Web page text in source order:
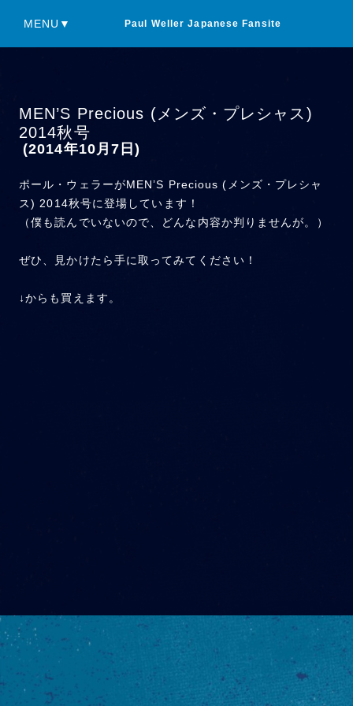
MENU▼ Paul Weller Japanese Fansite
MEN’S Precious (メンズ・プレシャス)
2014秋号
(2014年10月7日)
ポール・ウェラーがMEN’S Precious (メンズ・プレシャ
ス) 2014秋号に登場しています！
（僕も読んでいないので、どんな内容か判りませんが。）
ぜひ、見かけたら手に取ってみてください！
↓からも買えます。